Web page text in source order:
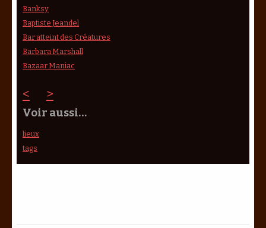
Banksy
Baptiste Jeandel
Bar atteint des Créatures
Barbara Marshall
Bazaar Maniac
< >
Voir aussi…
lieux
tags